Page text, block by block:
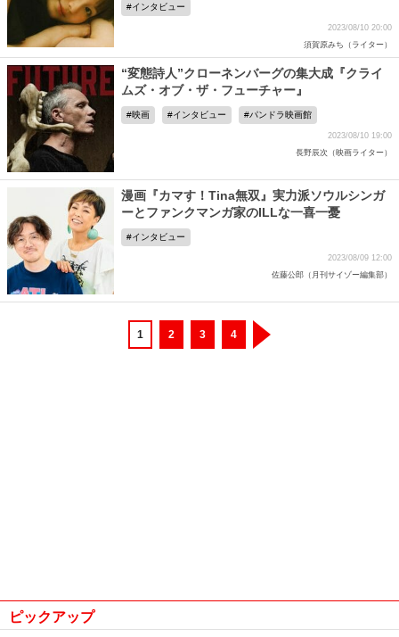
インタビュー
2023/08/10 20:00
須賀原みち（ライター）
“変態詩人”クローネンバーグの集大成『クライ
ムズ・オブ・ザ・フューチャー』
映画 インタビュー パンドラ映画館
2023/08/10 19:00
長野辰次（映画ライター）
漫画『カマす！Tina無双』実力派ソウルシンガ
ーとファンクマンガ家のILLな一喜一憂
インタビュー
2023/08/09 12:00
佐藤公郎（月刊サイゾー編集部）
1 2 3 4
ピックアップ